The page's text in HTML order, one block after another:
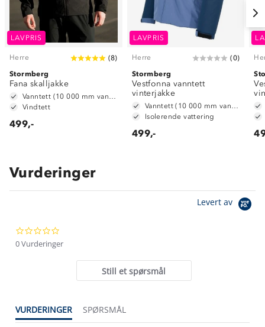
LAVPRIS
Herre (8)
Stormberg
Fana skalljakke
Vindtett
499,-
LAVPRIS
Herre (0)
Stormberg
Vestfonna vanntett
vinterjakke
Isolerende vattering
499,-
Vurderinger
Levert av
star
0 Vurderinger
Still et spørsmål
VURDERINGER SPØRSMÅL
Kundeservice
Kundeklubb
Klima og miljø
1% til samfunnet
Trelagsprinsippet barn
Alt du trenger til Norgesferien
Gravidklær